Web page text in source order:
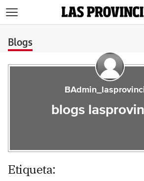
Blogs
blogs
Etiqueta: